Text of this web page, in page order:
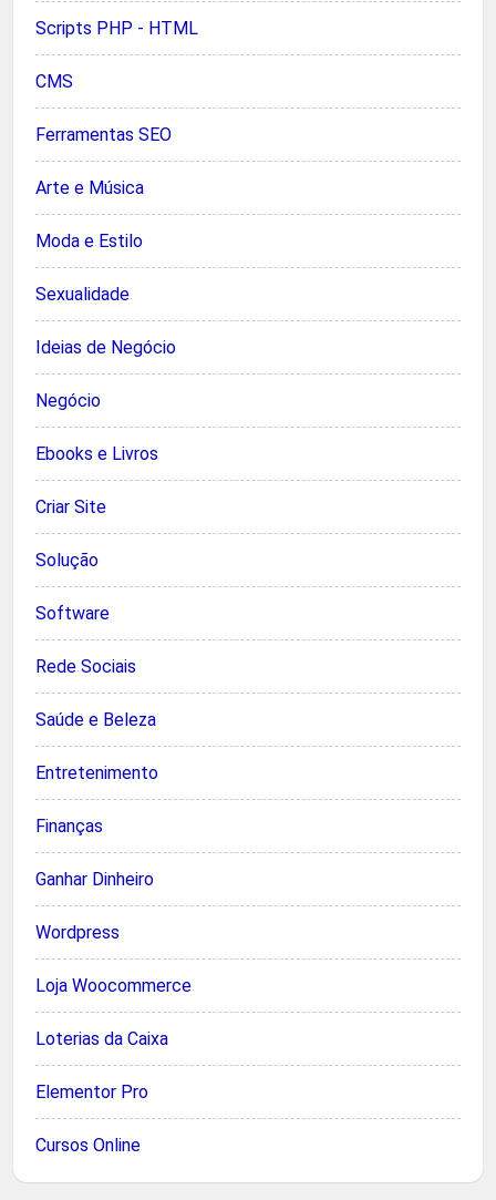
Scripts PHP - HTML
CMS
Ferramentas SEO
Arte e Música
Moda e Estilo
Sexualidade
Ideias de Negócio
Negócio
Ebooks e Livros
Criar Site
Solução
Software
Rede Sociais
Saúde e Beleza
Entretenimento
Finanças
Ganhar Dinheiro
Wordpress
Loja Woocommerce
Loterias da Caixa
Elementor Pro
Cursos Online